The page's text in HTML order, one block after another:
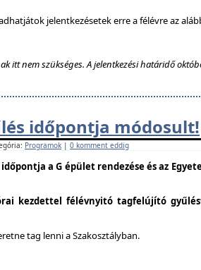
jelentkezésetek erre a félévre az
itt nem szükséges. A jelentkezési határidő
időpontja módosult!
Programok | 0 komment eddig
a G épület rendezése és az
kezdettel félévnyitó tagfelújító
tag lenni a Szakosztályban.